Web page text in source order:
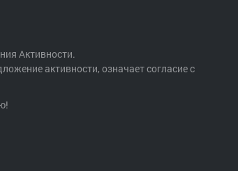
Активности.
активности, означает согласие с